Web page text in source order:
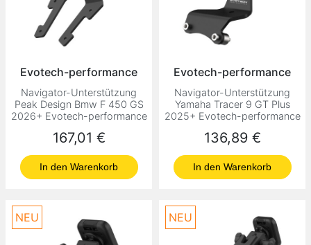
Evotech-performance
Navigator-Unterstützung
Peak Design Bmw F 450 GS
2026+ Evotech-performance
Preis
167,01 €
In den Warenkorb
Evotech-performance
Navigator-Unterstützung
Yamaha Tracer 9 GT Plus
2025+ Evotech-performance
Preis
136,89 €
In den Warenkorb
NEU NEU